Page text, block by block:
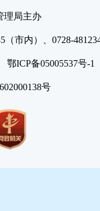
理局主办
（市内）、0728-
鄂ICP备05005537号
号